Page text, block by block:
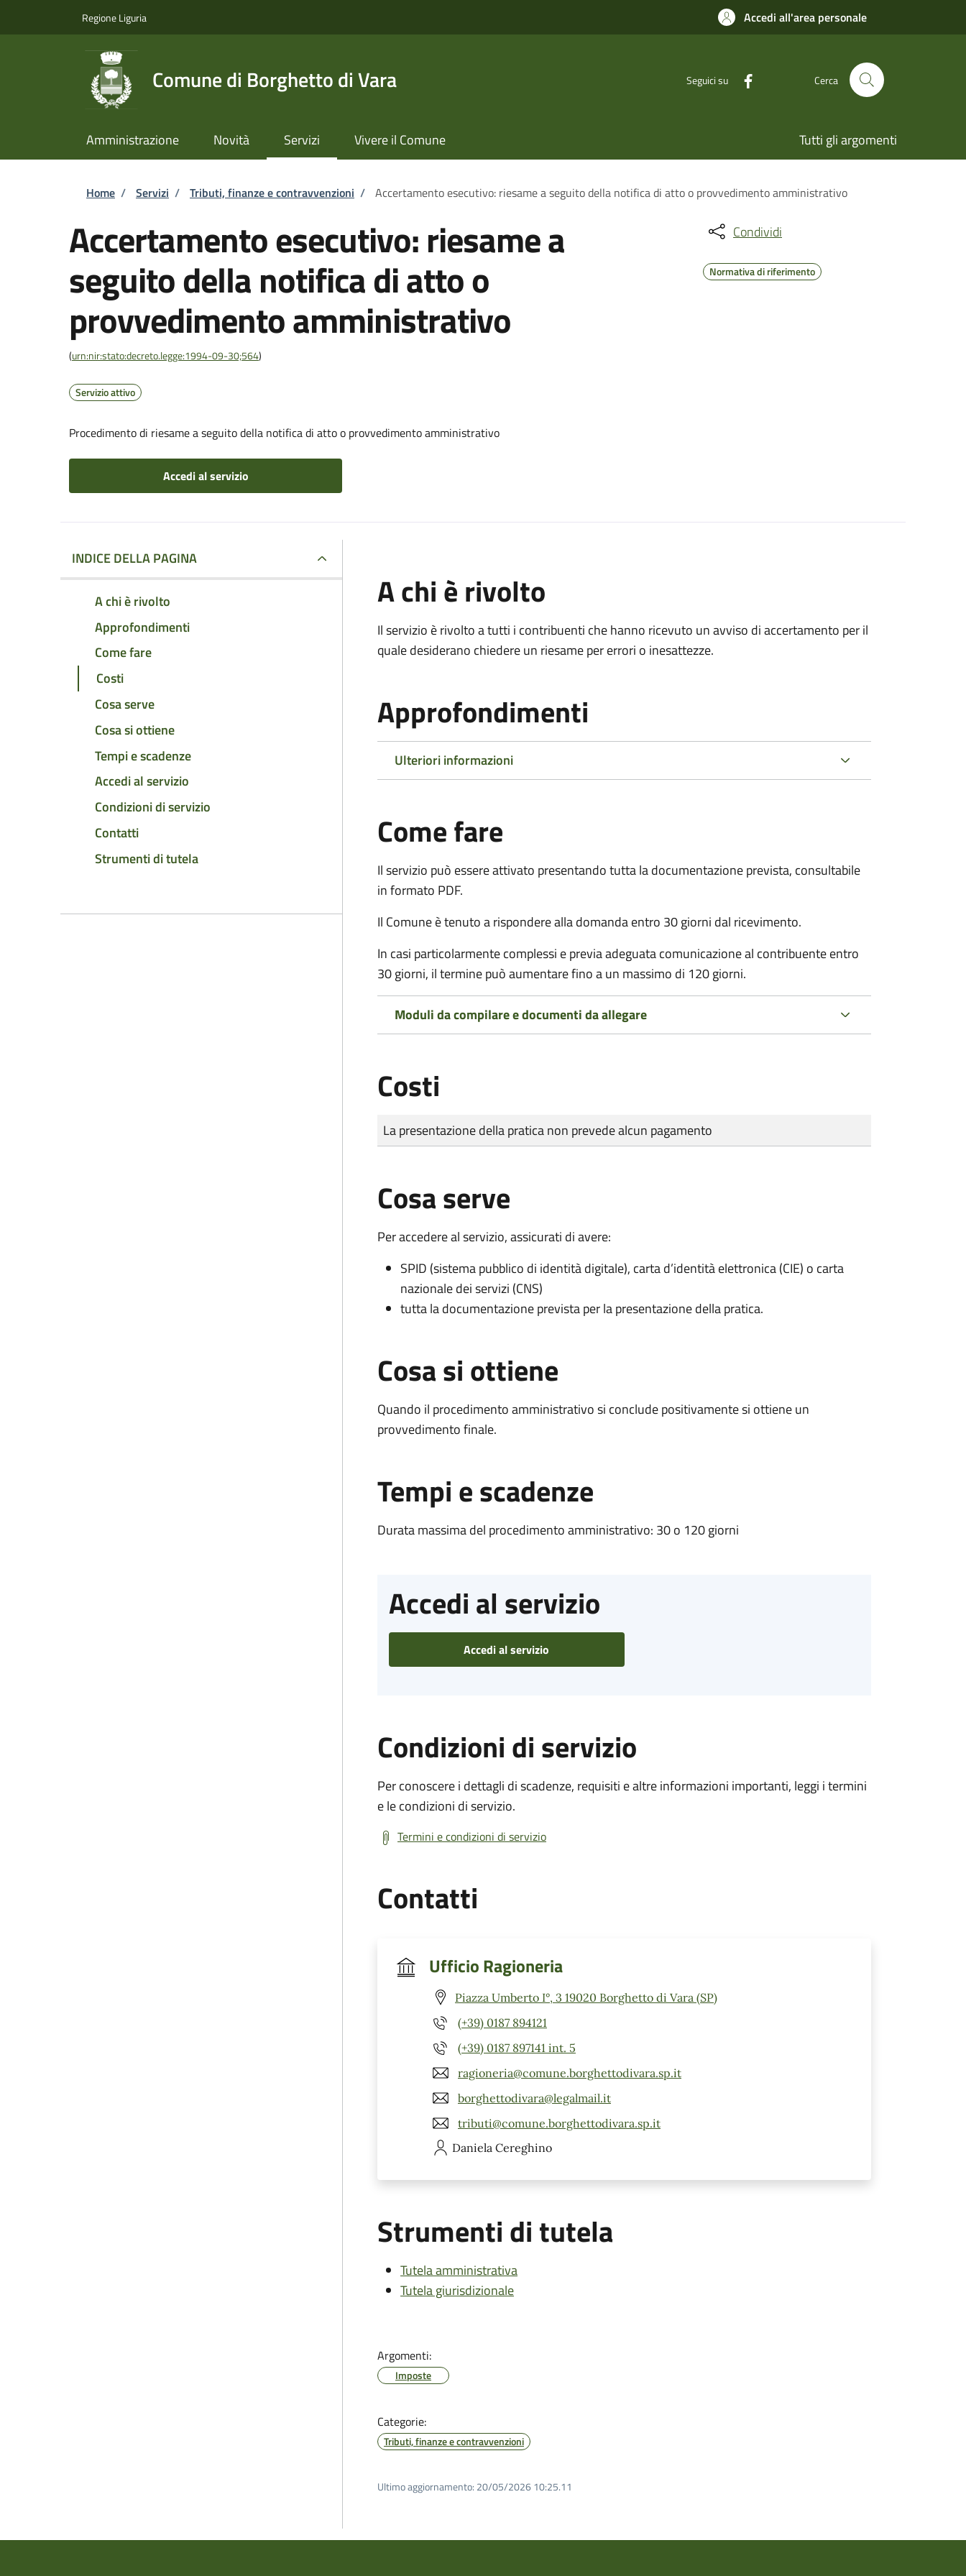
Regione Liguria Accedi all'area personale
Comune di Borghetto di Vara Seguici su Cerca
Amministrazione Novità Servizi Vivere il Comune Tutti gli argomenti
Briciole di pane
Home / Servizi / Tributi, finanze e contravvenzioni / Accertamento esecutivo: riesame a seguito della notifica di atto o provvedimento amministrativo
Accertamento esecutivo: riesame a
seguito della notifica di atto o
provvedimento amministrativo
(urn:nir:stato:decreto.legge:1994-09-30;564)
Servizio attivo
Procedimento di riesame a seguito della notifica di atto o provvedimento amministrativo
Accedi al servizio
Condividi
Normativa di riferimento
INDICE DELLA PAGINA
A chi è rivolto
Approfondimenti
Come fare
Costi
Cosa serve
Cosa si ottiene
Tempi e scadenze
Accedi al servizio
Condizioni di servizio
Contatti
Strumenti di tutela
A chi è rivolto
Il servizio è rivolto a tutti i contribuenti che hanno ricevuto un avviso di accertamento per il
quale desiderano chiedere un riesame per errori o inesattezze.
Approfondimenti
Ulteriori informazioni
Come fare
Il servizio può essere attivato presentando tutta la documentazione prevista, consultabile
in formato PDF.
Il Comune è tenuto a rispondere alla domanda entro 30 giorni dal ricevimento.
In casi particolarmente complessi e previa adeguata comunicazione al contribuente entro
30 giorni, il termine può aumentare fino a un massimo di 120 giorni.
Moduli da compilare e documenti da allegare
Costi
Tipo di pagamento
Importo
La presentazione della pratica non prevede alcun pagamento
Cosa serve
Per accedere al servizio, assicurati di avere:
SPID (sistema pubblico di identità digitale), carta d’identità elettronica (CIE) o carta
nazionale dei servizi (CNS)
tutta la documentazione prevista per la presentazione della pratica.
Cosa si ottiene
Quando il procedimento amministrativo si conclude positivamente si ottiene un
provvedimento finale.
Tempi e scadenze
Durata massima del procedimento amministrativo: 30 o 120 giorni
Accedi al servizio
Accedi al servizio
Condizioni di servizio
Per conoscere i dettagli di scadenze, requisiti e altre informazioni importanti, leggi i termini
e le condizioni di servizio.
Termini e condizioni di servizio
Contatti
Ufficio Ragioneria
Piazza Umberto I°, 3 19020 Borghetto di Vara (SP)
(+39) 0187 894121
(+39) 0187 897141 int. 5
ragioneria@comune.borghettodivara.sp.it
borghettodivara@legalmail.it
tributi@comune.borghettodivara.sp.it
Daniela Cereghino
Strumenti di tutela
Tutela amministrativa
Tutela giurisdizionale
Argomenti:
Imposte
Categorie:
Tributi, finanze e contravvenzioni
Ultimo aggiornamento: 20/05/2026 10:25.11